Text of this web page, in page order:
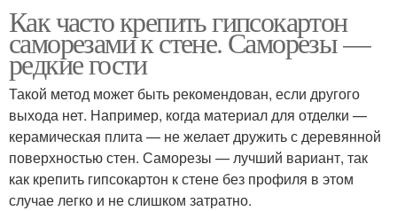
Как часто крепить гипсокартон
саморезами к стене. Саморезы —
редкие гости
Такой метод может быть рекомендован, если другого
выхода нет. Например, когда материал для отделки —
керамическая плита — не желает дружить с деревянной
поверхностью стен. Саморезы — лучший вариант, так
как крепить гипсокартон к стене без профиля в этом
случае легко и не слишком затратно.